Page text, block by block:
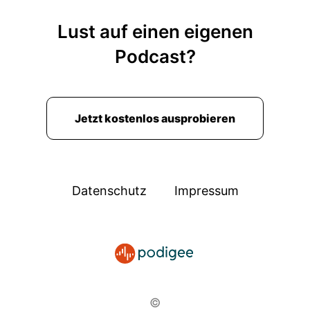
gleichzeitig innerlich permanent scannen, wie
kommt das gerade an?
00:02:21: Hätte ich das anders sagen sollen?
00:02:25: Das kostet Energie.
00:02:30: Denn Fopo hat einen Effekt der oft
Erwartung, erwartung anderer und das passiert
nimmst Rücksicht alles Dinge dir erst mal
Lust auf einen eigenen
Podcast?
Jetzt kostenlos ausprobieren
Datenschutz Impressum
©